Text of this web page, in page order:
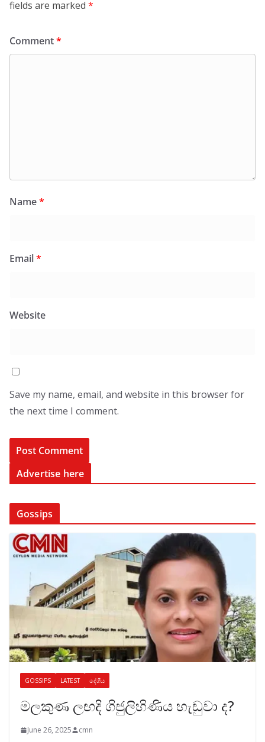
fields are marked *
Comment*
Name*
Email*
Website
Save my name, email, and website in this browser for
the next time I comment.
Advertise here
Gossips
GOSSIPS LATEST දේශීය
මලකුණ ලඟදි ගිජුලිහිණිය හැඬුවා ද?
June 26, 2025 cmn